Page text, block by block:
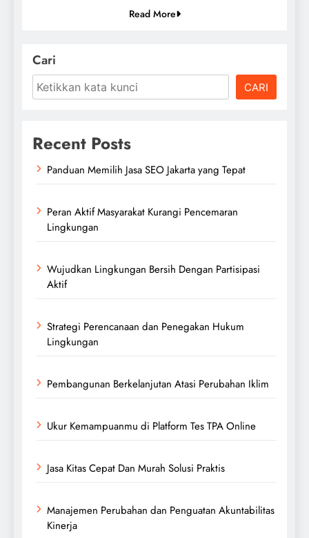
Read More
Cari
CARI
Recent Posts
Panduan Memilih Jasa SEO Jakarta yang Tepat
Peran Aktif Masyarakat Kurangi Pencemaran
Lingkungan
Wujudkan Lingkungan Bersih Dengan Partisipasi
Aktif
Strategi Perencanaan dan Penegakan Hukum
Lingkungan
Pembangunan Berkelanjutan Atasi Perubahan Iklim
Ukur Kemampuanmu di Platform Tes TPA Online
Jasa Kitas Cepat Dan Murah Solusi Praktis
Manajemen Perubahan dan Penguatan Akuntabilitas
Kinerja